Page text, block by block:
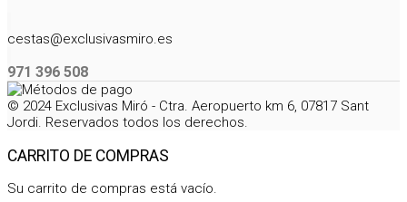
cestas@exclusivasmiro.es
971 396 508
© 2024 Exclusivas Miró - Ctra. Aeropuerto km 6, 07817 Sant
Jordi. Reservados todos los derechos.
CARRITO DE COMPRAS
Su carrito de compras está vacío.